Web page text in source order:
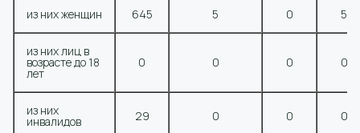
из них женщин 645 5 0 5
из них лиц в
возрасте до 18
лет
0 0 0 0
из них
инвалидов 29 0 0 0